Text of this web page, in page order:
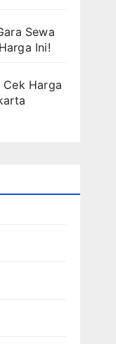
Sewa
Ini!
Harga